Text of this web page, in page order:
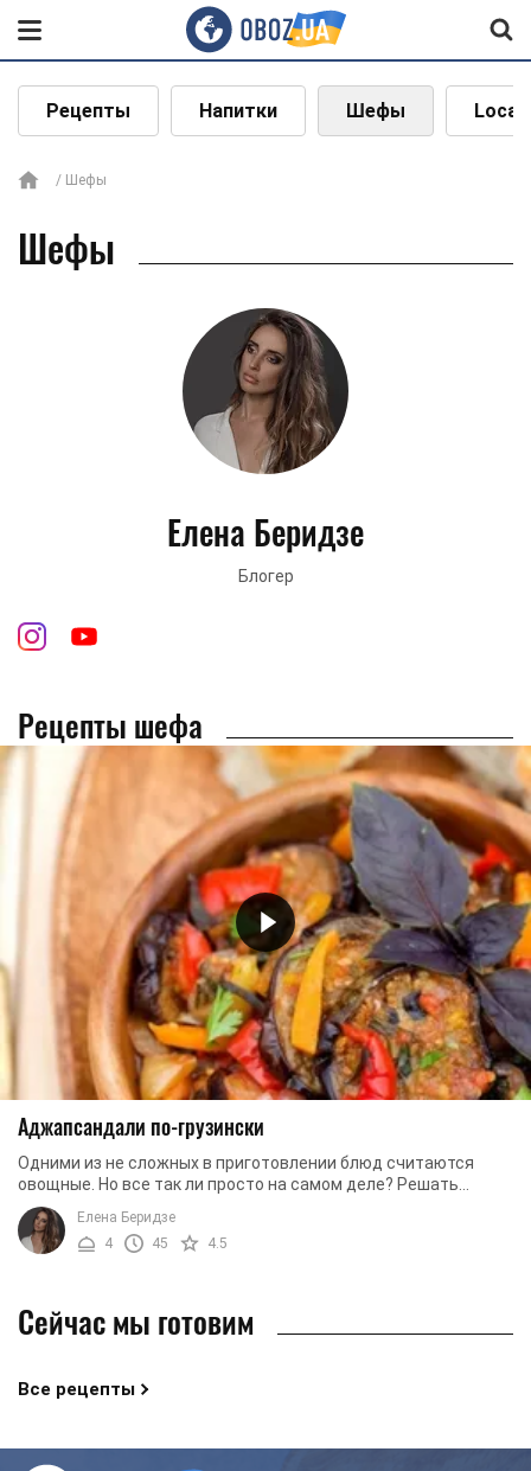
Рецепты Напитки Шефы Local
Шефы
Шефы
Елена Беридзе
Блогер
Рецепты шефа
Аджапсандали по-грузински
Одними из не сложных в приготовлении блюд считаются
овощные. Но все так ли просто на самом деле? Решать
только вам, после того, как мы с вами ...
Елена Беридзе
4
45 4.5
Сейчас мы готовим
Все рецепты